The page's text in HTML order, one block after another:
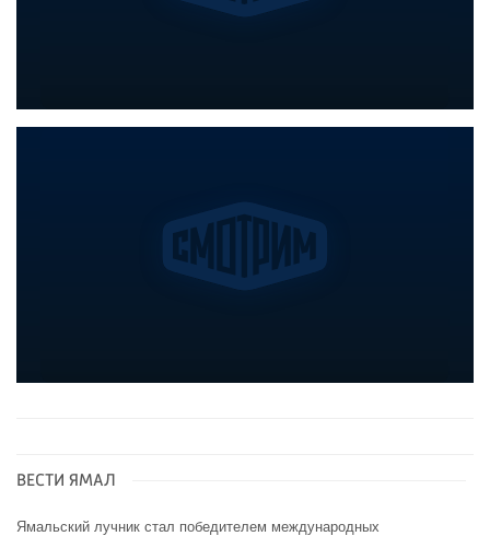
ВЕСТИ ЯМАЛ
Ямальский лучник стал победителем международных